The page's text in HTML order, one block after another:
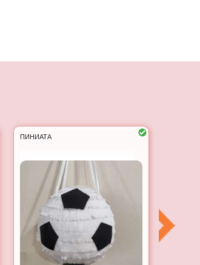
ПИНИАТА